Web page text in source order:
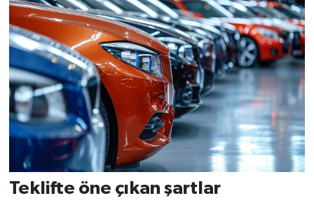
Teklifte öne çıkan şartlar